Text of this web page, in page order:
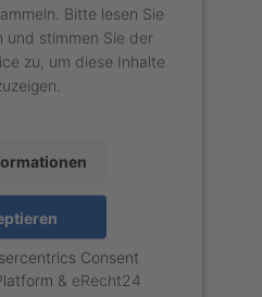
Bitte lesen Sie
und stimmen Sie der
zu, um diese Inhalte
Consent
& eRecht24